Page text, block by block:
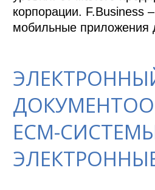
корпорации. F.Business
мобильные приложения
ECM-